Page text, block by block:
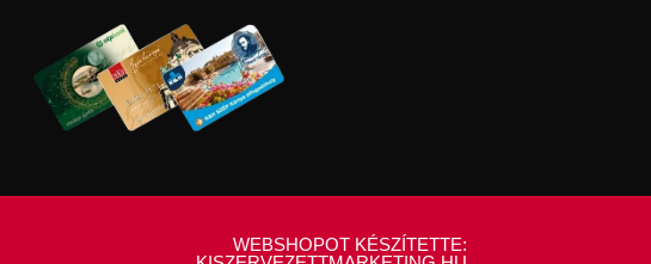
WEBSHOPOT KÉSZÍTETTE: